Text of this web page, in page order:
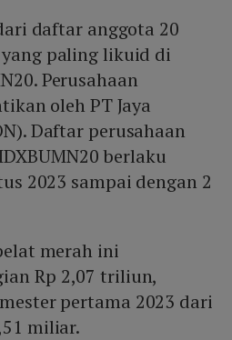
daftar anggota 20
paling likuid di
Perusahaan
oleh PT Jaya
Daftar perusahaan
berlaku
2023 sampai dengan 2
merah ini
Rp 2,07 triliun,
pertama 2023 dari
miliar.